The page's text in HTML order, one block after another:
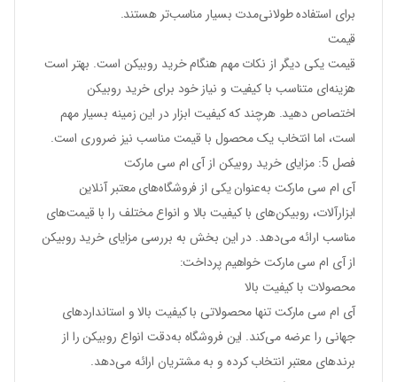
برای استفاده طولانی‌مدت بسیار مناسب‌تر هستند.
قیمت
قیمت یکی دیگر از نکات مهم هنگام خرید روبیکن است. بهتر است
هزینه‌ای متناسب با کیفیت و نیاز خود برای خرید روبیکن
اختصاص دهید. هرچند که کیفیت ابزار در این زمینه بسیار مهم
است، اما انتخاب یک محصول با قیمت مناسب نیز ضروری است.
فصل 5: مزایای خرید روبیکن از آی ام سی مارکت
آی ام سی مارکت به‌عنوان یکی از فروشگاه‌های معتبر آنلاین
ابزارآلات، روبیکن‌های با کیفیت بالا و انواع مختلف را با قیمت‌های
مناسب ارائه می‌دهد. در این بخش به بررسی مزایای خرید روبیکن
از آی ام سی مارکت خواهیم پرداخت:
محصولات با کیفیت بالا
آی ام سی مارکت تنها محصولاتی با کیفیت بالا و استانداردهای
جهانی را عرضه می‌کند. این فروشگاه به‌دقت انواع روبیکن را از
برندهای معتبر انتخاب کرده و به مشتریان ارائه می‌دهد.